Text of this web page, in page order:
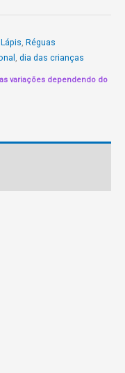
Lápis, Réguas
, dia das crianças
variações dependendo do